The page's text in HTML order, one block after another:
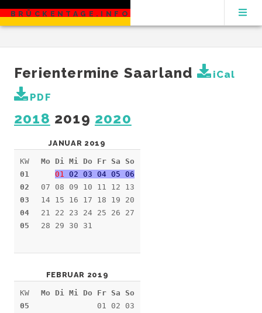
BRÜCKENTAGE.INFO
Ferientermine Saarland
iCal
PDF
2018 2019 2020
JANUAR 2019
KW
01
02
03
04
05
Mo Di Mi Do Fr Sa So
01 02 03 04 05 06
07 08 09 10 11 12 13
14 15 16 17 18 19 20
21 22 23 24 25 26 27
28 29 30 31
FEBRUAR 2019
KW
05
Mo Di Mi Do Fr Sa So
01 02 03